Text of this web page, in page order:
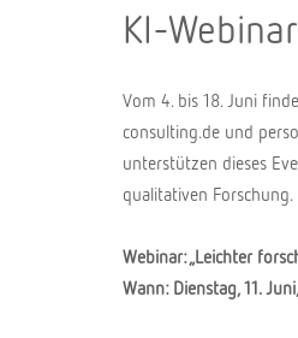
KI-
Vom 4. bis 18. Juni
consulting.de und
unterstützen dieses
qualitativen Forschung.
Webinar: „Leichter
Wann: Dienstag, 11.